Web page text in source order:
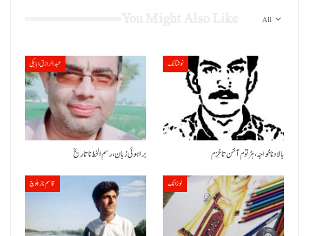
All
عبدالرازق ابابکی
براہوئی زبان ،رسم الخط نا تاریخ
نوشتانک
بالاد نا خواجہ، ہڑتوم آ خن تا خِزم
قاسم ناز بلوچ لوزانک